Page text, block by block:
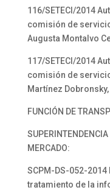
116/SETECI/2014
comisión de
Augusta Montalvo
117/SETECI/2014
comisión de
Martínez
FUNCIÓN DE
SUPERINTENDENCIA
MERCADO:
SCPM-DS-052-
tratamiento de la